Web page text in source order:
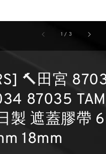
1 / 3
🔨田宮
87035
製 遮蓋膠帶
18mm